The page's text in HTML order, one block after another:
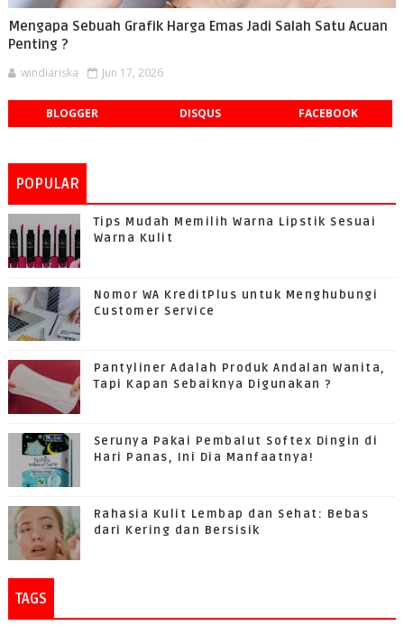
Mengapa Sebuah Grafik Harga Emas Jadi Salah Satu Acuan
Penting ?
windiariska Jun 17, 2026
BLOGGER DISQUS FACEBOOK
POPULAR
Tips Mudah Memilih Warna Lipstik Sesuai
Warna Kulit
Nomor WA KreditPlus untuk Menghubungi
Customer Service
Pantyliner Adalah Produk Andalan Wanita,
Tapi Kapan Sebaiknya Digunakan ?
Serunya Pakai Pembalut Softex Dingin di
Hari Panas, Ini Dia Manfaatnya!
Rahasia Kulit Lembap dan Sehat: Bebas
dari Kering dan Bersisik
TAGS